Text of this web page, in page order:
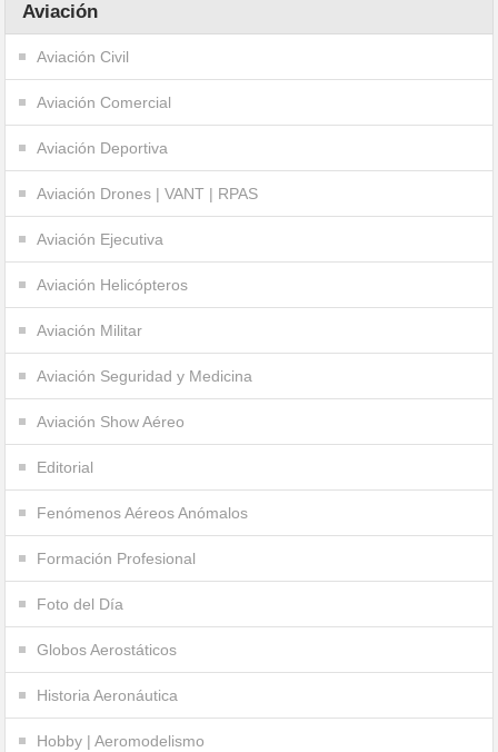
Aviación
Aviación Civil
Aviación Comercial
Aviación Deportiva
Aviación Drones | VANT | RPAS
Aviación Ejecutiva
Aviación Helicópteros
Aviación Militar
Aviación Seguridad y Medicina
Aviación Show Aéreo
Editorial
Fenómenos Aéreos Anómalos
Formación Profesional
Foto del Día
Globos Aerostáticos
Historia Aeronáutica
Hobby | Aeromodelismo